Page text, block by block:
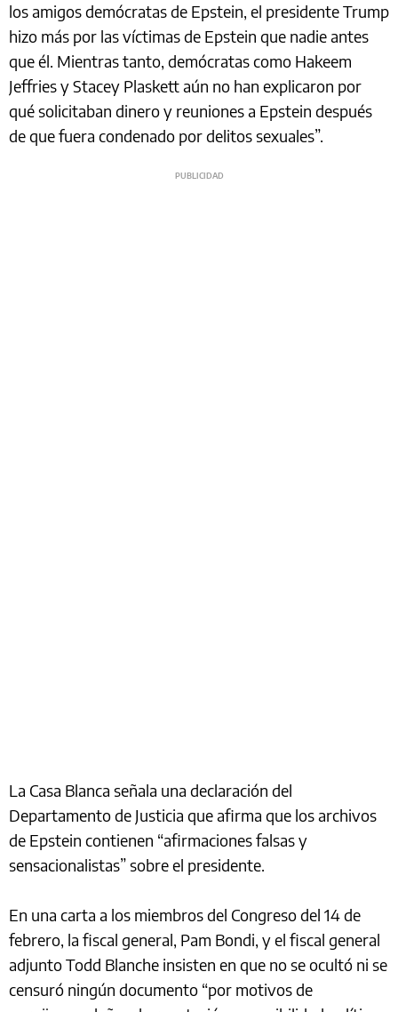
los amigos demócratas de Epstein, el presidente Trump
hizo más por las víctimas de Epstein que nadie antes
que él. Mientras tanto, demócratas como Hakeem
Jeffries y Stacey Plaskett aún no han explicaron por
qué solicitaban dinero y reuniones a Epstein después
de que fuera condenado por delitos sexuales”.
La Casa Blanca señala una declaración del
Departamento de Justicia que afirma que los archivos
de Epstein contienen “afirmaciones falsas y
sensacionalistas” sobre el presidente.
En una carta a los miembros del Congreso del 14 de
febrero, la fiscal general, Pam Bondi, y el fiscal general
adjunto Todd Blanche insisten en que no se ocultó ni se
censuró ningún documento “por motivos de